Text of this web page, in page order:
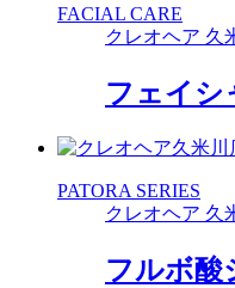
FACIAL CARE
クレオヘア 久
フェイシ
PATORA SERIES
クレオヘア 久
フルボ酸